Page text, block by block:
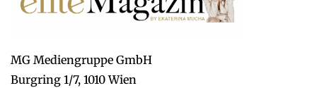
MG Mediengruppe GmbH
Burgring 1/7, 1010 Wien